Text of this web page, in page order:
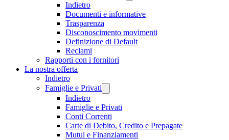
Indietro
Documenti e informative
Trasparenza
Disconoscimento movimenti
Definizione di Default
Reclami
Rapporti con i fornitori
La nostra offerta
Indietro
Famiglie e Privati
Indietro
Famiglie e Privati
Conti Correnti
Carte di Debito, Credito e Prepagate
Mutui e Finanziamenti